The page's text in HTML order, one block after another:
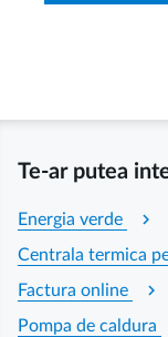
Te-ar putea
Energia verde chevron_right
Centrala termica
Factura online chevron_right
Pompa de caldura